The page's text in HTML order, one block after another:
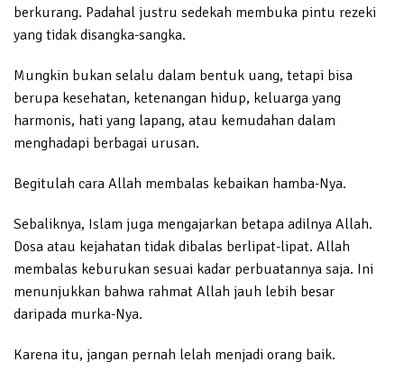
berkurang. Padahal justru sedekah membuka pintu rezeki
yang tidak disangka-sangka.
Mungkin bukan selalu dalam bentuk uang, tetapi bisa
berupa kesehatan, ketenangan hidup, keluarga yang
harmonis, hati yang lapang, atau kemudahan dalam
menghadapi berbagai urusan.
Begitulah cara Allah membalas kebaikan hamba-Nya.
Sebaliknya, Islam juga mengajarkan betapa adilnya Allah.
Dosa atau kejahatan tidak dibalas berlipat-lipat. Allah
membalas keburukan sesuai kadar perbuatannya saja. Ini
menunjukkan bahwa rahmat Allah jauh lebih besar
daripada murka-Nya.
Karena itu, jangan pernah lelah menjadi orang baik.